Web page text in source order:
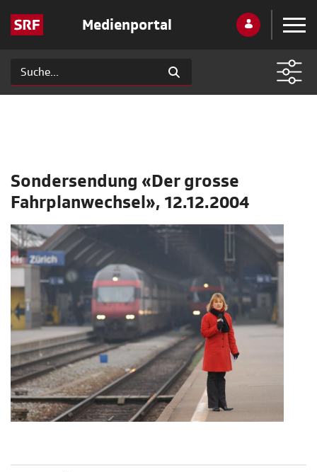
Medienportal
Sondersendung «Der grosse
Fahrplanwechsel», 12.12.2004